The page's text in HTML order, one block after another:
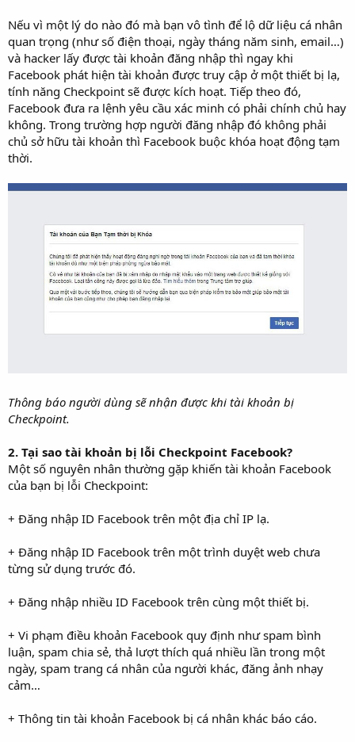
Nếu vì một lý do nào đó mà bạn vô tình để lộ dữ liệu cá nhân
quan trọng (như số điện thoại, ngày tháng năm sinh, email…)
và hacker lấy được tài khoản đăng nhập thì ngay khi
Facebook phát hiện tài khoản được truy cập ở một thiết bị lạ,
tính năng Checkpoint sẽ được kích hoạt. Tiếp theo đó,
Facebook đưa ra lệnh yêu cầu xác minh có phải chính chủ hay
không. Trong trường hợp người đăng nhập đó không phải
chủ sở hữu tài khoản thì Facebook buộc khóa hoạt động tạm
thời.
Thông báo người dùng sẽ nhận được khi tài khoản bị
Checkpoint.
2. Tại sao tài khoản bị lỗi Checkpoint Facebook?
Một số nguyên nhân thường gặp khiến tài khoản Facebook
của bạn bị lỗi Checkpoint:
+ Đăng nhập ID Facebook trên một địa chỉ IP lạ.
+ Đăng nhập ID Facebook trên một trình duyệt web chưa
từng sử dụng trước đó.
+ Đăng nhập nhiều ID Facebook trên cùng một thiết bị.
+ Vi phạm điều khoản Facebook quy định như spam bình
luận, spam chia sẻ, thả lượt thích quá nhiều lần trong một
ngày, spam trang cá nhân của người khác, đăng ảnh nhạy
cảm…
+ Thông tin tài khoản Facebook bị cá nhân khác báo cáo.